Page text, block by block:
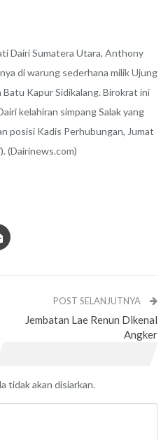
Dairi Sumatera Utara, Anthony
di warung sederhana milik Ujung
Kapur Sidikalang. Birokrat ini
kelahiran simpang Salak yang
posisi Kadis Perhubungan, Jumat
(Dairinews.com)
POST SELANJUTNYA
Jembatan Lae Renun Dikenal
Angker
tidak akan disiarkan.